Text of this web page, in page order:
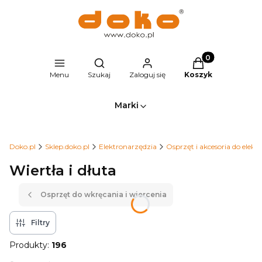
Menu
Otwórz wyszukiwarkę
Szukaj Zaloguj się
Produkty w
Koszyk
Marki
Doko.pl Sklep.doko.pl Elektronarzędzia Osprzęt i akcesoria do
Wiertła i dłuta
Osprzęt do wkręcania i wiercenia
Filtry
Produkty: 196